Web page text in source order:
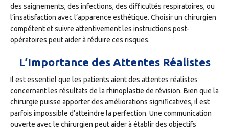
des saignements, des infections, des difficultés respiratoires, ou
l’insatisfaction avec l’apparence esthétique. Choisir un chirurgien
compétent et suivre attentivement les instructions post-
opératoires peut aider à réduire ces risques.
L’Importance des Attentes Réalistes
Il est essentiel que les patients aient des attentes réalistes
concernant les résultats de la rhinoplastie de révision. Bien que la
chirurgie puisse apporter des améliorations significatives, il est
parfois impossible d’atteindre la perfection. Une communication
ouverte avec le chirurgien peut aider à établir des objectifs